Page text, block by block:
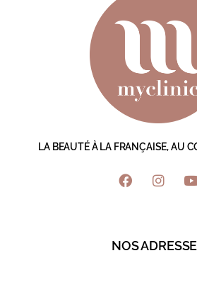
LA BEAUTÉ À LA FRANÇAISE, AU
NOS